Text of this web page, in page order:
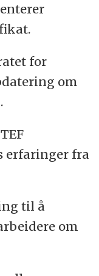
for
om
erfaringer fra
til å
om